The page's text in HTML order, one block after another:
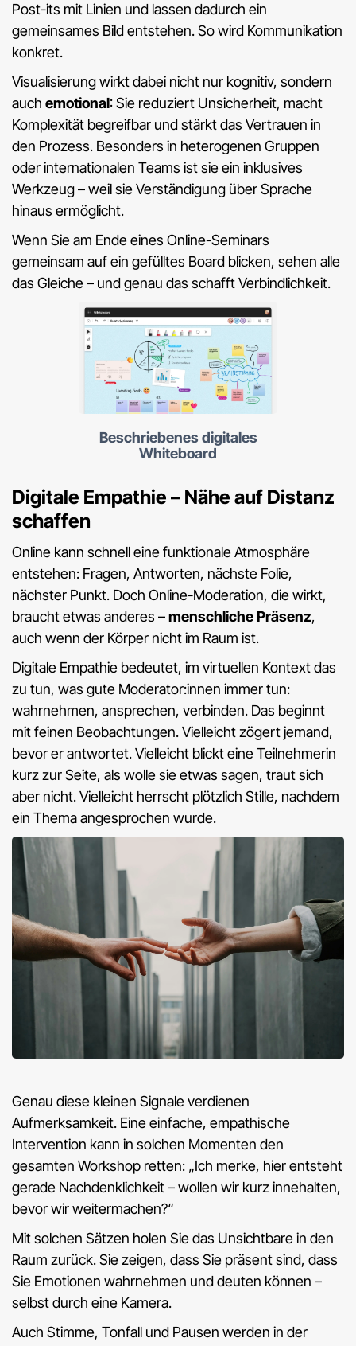
Post-its mit Linien und lassen dadurch ein
gemeinsames Bild entstehen. So wird Kommunikation
konkret.
Visualisierung wirkt dabei nicht nur kognitiv, sondern
auch emotional: Sie reduziert Unsicherheit, macht
Komplexität begreifbar und stärkt das Vertrauen in
den Prozess. Besonders in heterogenen Gruppen
oder internationalen Teams ist sie ein inklusives
Werkzeug – weil sie Verständigung über Sprache
hinaus ermöglicht.
Wenn Sie am Ende eines Online-Seminars
gemeinsam auf ein gefülltes Board blicken, sehen alle
das Gleiche – und genau das schafft Verbindlichkeit.
Beschriebenes digitales
Whiteboard
Digitale Empathie – Nähe auf Distanz
schaffen
Online kann schnell eine funktionale Atmosphäre
entstehen: Fragen, Antworten, nächste Folie,
nächster Punkt. Doch Online-Moderation, die wirkt,
braucht etwas anderes –menschliche Präsenz,
auch wenn der Körper nicht im Raum ist.
Digitale Empathie bedeutet, im virtuellen Kontext das
zu tun, was gute Moderator:innen immer tun:
wahrnehmen, ansprechen, verbinden. Das beginnt
mit feinen Beobachtungen. Vielleicht zögert jemand,
bevor er antwortet. Vielleicht blickt eine Teilnehmerin
kurz zur Seite, als wolle sie etwas sagen, traut sich
aber nicht. Vielleicht herrscht plötzlich Stille, nachdem
ein Thema angesprochen wurde.
Genau diese kleinen Signale verdienen
Aufmerksamkeit. Eine einfache, empathische
Intervention kann in solchen Momenten den
gesamten Workshop retten: „Ich merke, hier entsteht
gerade Nachdenklichkeit – wollen wir kurz innehalten,
bevor wir weitermachen?“
Mit solchen Sätzen holen Sie das Unsichtbare in den
Raum zurück. Sie zeigen, dass Sie präsent sind, dass
Sie Emotionen wahrnehmen und deuten können –
selbst durch eine Kamera.
Auch Stimme, Tonfall und Pausen werden in der